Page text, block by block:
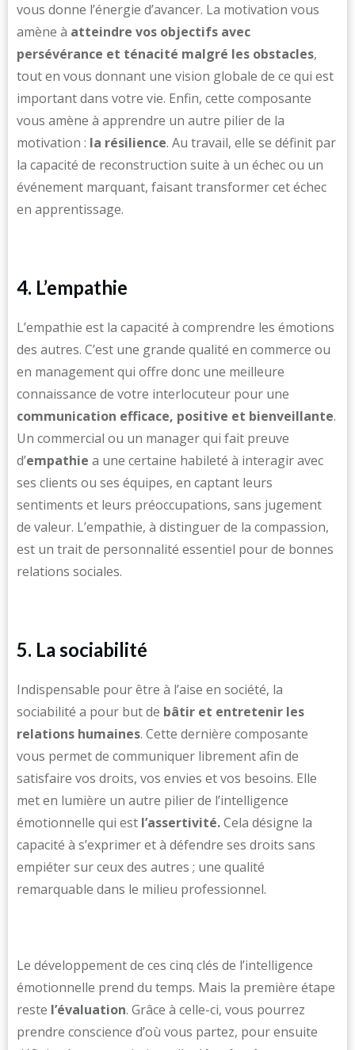
vous donne l’énergie d’avancer. La motivation vous
amène à atteindre vos objectifs avec
persévérance et ténacité malgré les obstacles,
tout en vous donnant une vision globale de ce qui est
important dans votre vie. Enfin, cette composante
vous amène à apprendre un autre pilier de la
motivation : la résilience. Au travail, elle se définit par
la capacité de reconstruction suite à un échec ou un
événement marquant, faisant transformer cet échec
en apprentissage.
4. L’empathie
L’empathie est la capacité à comprendre les émotions
des autres. C’est une grande qualité en commerce ou
en management qui offre donc une meilleure
connaissance de votre interlocuteur pour une
communication efficace, positive et bienveillante.
Un commercial ou un manager qui fait preuve
d’empathie a une certaine habileté à interagir avec
ses clients ou ses équipes, en captant leurs
sentiments et leurs préoccupations, sans jugement
de valeur. L’empathie, à distinguer de la compassion,
est un trait de personnalité essentiel pour de bonnes
relations sociales.
5. La sociabilité
Indispensable pour être à l’aise en société, la
sociabilité a pour but de bâtir et entretenir les
relations humaines. Cette dernière composante
vous permet de communiquer librement afin de
satisfaire vos droits, vos envies et vos besoins. Elle
met en lumière un autre pilier de l’intelligence
émotionnelle qui est l’assertivité.Cela désigne la
capacité à s’exprimer et à défendre ses droits sans
empiéter sur ceux des autres ; une qualité
remarquable dans le milieu professionnel.
Le développement de ces cinq clés de l’intelligence
émotionnelle prend du temps. Mais la première étape
reste l’évaluation. Grâce à celle-ci, vous pourrez
prendre conscience d’où vous partez, pour ensuite